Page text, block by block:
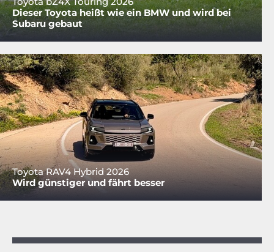
Dieser Toyota heißt wie ein BMW und wird bei
Subaru gebaut
Toyota RAV4 Hybrid 2026
Wird günstiger und fährt besser